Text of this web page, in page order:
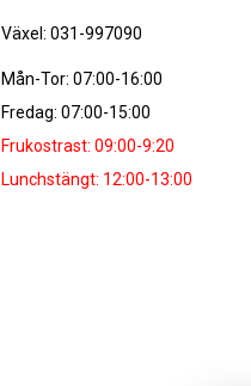
Växel: 031-997090
Mån-Tor: 07:00-16:00
Fredag: 07:00-15:00
Frukostrast: 09:00-9:20
Lunchstängt: 12:00-13:00